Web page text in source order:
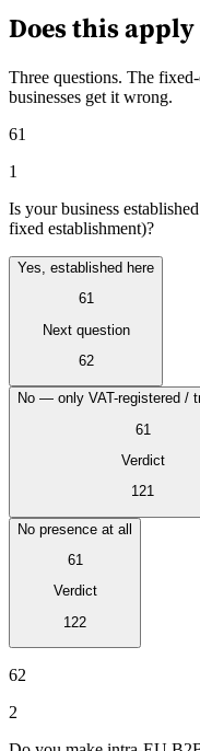
Alle Leitfäden
VAT für Anfänger
Does this apply
Three questions. The
businesses get it wrong.
61
1
Is your business
fixed establishment)?
Yes, established here
61
Next question
62
No — only VAT-registered /
61
Verdict
121
No presence at all
61
Verdict
122
62
2